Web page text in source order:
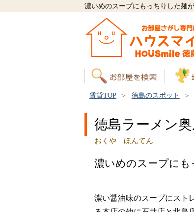
濃いめのスープにもっちりした麺
賃貸TOP 徳島のスポット
徳島ラーメン
おくや ほんてん
濃いめのスープに
濃い醤油味のスープにスト